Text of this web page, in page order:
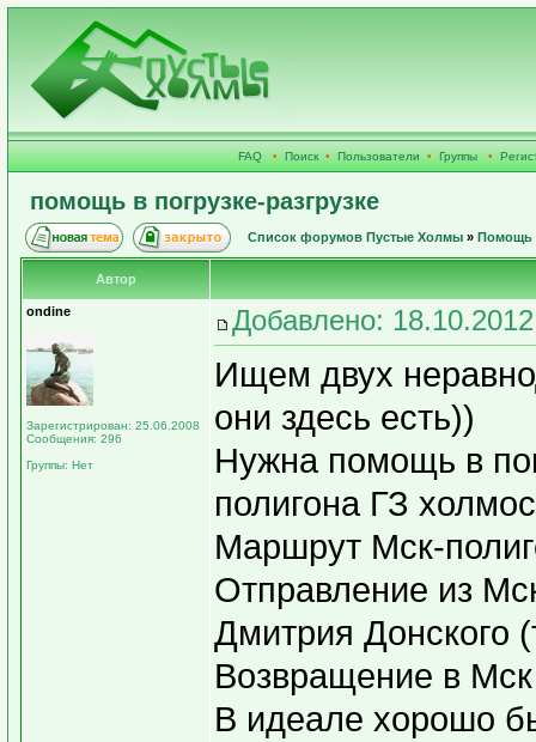
FAQ • Поиск • Пользователи • Группы •
помощь в погрузке-разгрузке
Список форумов Пустые Холмы » Помощь
Автор
ondine
Зарегистрирован: 25.06.2008
Сообщения: 296
Группы: Нет
Добавлено:
Ищем двух
они здесь есть))
Нужна помощь в
полигона ГЗ
Маршрут Мск-
Отправление из
Дмитрия Донского
Возвращение в
В идеале хорошо